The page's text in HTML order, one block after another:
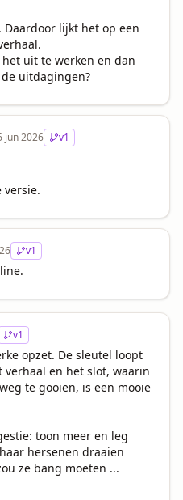
lijkt het op een
uit te werken en dan
uitdagingen?
jun 2026 v1
versie.
v1
v1
opzet. De sleutel loopt
en het slot, waarin
te gooien, is een mooie
toon meer en leg
hersenen draaien
ze bang moeten ...